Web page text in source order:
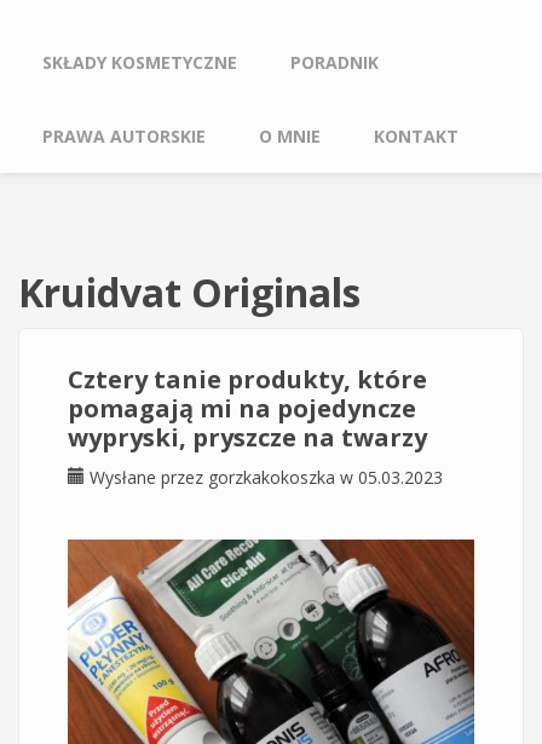
SKŁADY KOSMETYCZNE PORADNIK
PRAWA AUTORSKIE O MNIE KONTAKT
Kruidvat Originals
Cztery tanie produkty, które
pomagają mi na pojedyncze
wypryski, pryszcze na twarzy
Wysłane przez gorzkakokoszka w 05.03.2023